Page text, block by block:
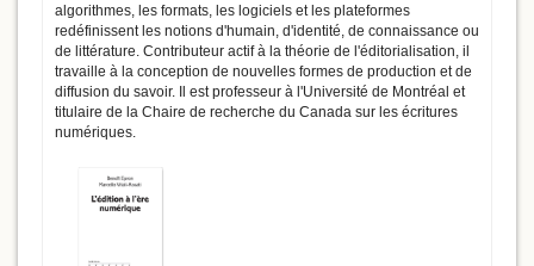
algorithmes, les formats, les logiciels et les plateformes
redéfinissent les notions d'humain, d'identité, de connaissance ou
de littérature. Contributeur actif à la théorie de l'éditorialisation, il
travaille à la conception de nouvelles formes de production et de
diffusion du savoir. Il est professeur à l'Université de Montréal et
titulaire de la Chaire de recherche du Canada sur les écritures
numériques.